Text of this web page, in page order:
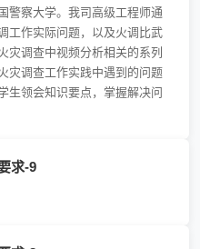
警察大学。我司高级工程师通
工作实际问题，以及火调比武
灾调查中视频分析相关的系列
灾调查工作实践中遇到的问题
生领会知识要点，掌握解决问
求-9